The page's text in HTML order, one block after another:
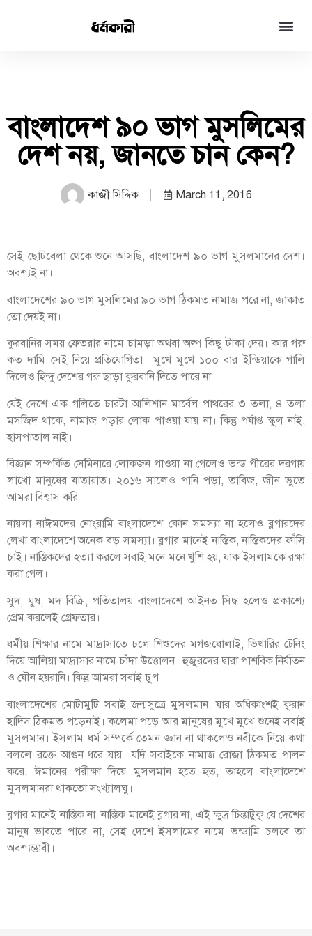
বাংলাদেশ ৯০ ভাগ মুসলিমের
দেশ নয়, জানতে চান কেন?
কাজী সিদ্দিক March 11, 2016
সেই ছোটবেলা থেকে শুনে আসছি, বাংলাদেশ ৯০ ভাগ মুসলমানের দেশ।
অবশ্যই না।
বাংলাদেশের ৯০ ভাগ মুসলিমের ৯০ ভাগ ঠিকমত নামাজ পরে না, জাকাত
তো দেয়ই না।
কুরবানির সময় ফেতরার নামে চামড়া অথবা অল্প কিছু টাকা দেয়। কার গরু
কত দামি সেই নিয়ে প্রতিযোগিতা। মুখে মুখে ১০০ বার ইন্ডিয়াকে গালি
দিলেও হিন্দু দেশের গরু ছাড়া কুরবানি দিতে পারে না।
যেই দেশে এক গলিতে চারটা আলিশান মার্বেল পাথরের ৩ তলা, ৪ তলা
মসজিদ থাকে, নামাজ পড়ার লোক পাওয়া যায় না। কিন্তু পর্যাপ্ত স্কুল নাই,
হাসপাতাল নাই।
বিজ্ঞান সম্পর্কিত সেমিনারে লোকজন পাওয়া না গেলেও ভন্ড পীরের দরগায়
লাখো মানুষের যাতায়াত। ২০১৬ সালেও পানি পড়া, তাবিজ, জীন ভুতে
আমরা বিশ্বাস করি।
নায়লা নাঈমদের নোংরামি বাংলাদেশে কোন সমস্যা না হলেও ব্লগারদের
লেখা বাংলাদেশে অনেক বড় সমস্যা। ব্লগার মানেই নাস্তিক, নাস্তিকদের ফাঁসি
চাই। নাস্তিকদের হত্যা করলে সবাই মনে মনে খুশি হয়, যাক ইসলামকে রক্ষা
করা গেল।
সুদ, ঘুষ, মদ বিক্রি, পতিতালয় বাংলাদেশে আইনত সিদ্ধ হলেও প্রকাশ্যে
প্রেম করলেই গ্রেফতার।
ধর্মীয় শিক্ষার নামে মাদ্রাসাতে চলে শিশুদের মগজধোলাই, ভিখারির ট্রেনিং
দিয়ে আলিয়া মাদ্রাসার নামে চাঁদা উত্তোলন। হুজুরদের দ্বারা পাশবিক নির্যাতন
ও যৌন হয়রানি। কিন্তু আমরা সবাই চুপ।
বাংলাদেশের মোটামুটি সবাই জন্মসুত্রে মুসলমান, যার অধিকাংশই কুরান
হাদিস ঠিকমত পড়েনাই। কলেমা পড়ে আর মানুষের মুখে মুখে শুনেই সবাই
মুসলমান। ইসলাম ধর্ম সম্পর্কে তেমন জ্ঞান না থাকলেও নবীকে নিয়ে কথা
বললে রক্তে আগুন ধরে যায়। যদি সবাইকে নামাজ রোজা ঠিকমত পালন
করে, ঈমানের পরীক্ষা দিয়ে মুসলমান হতে হত, তাহলে বাংলাদেশে
মুসলমানরা থাকতো সংখ্যালঘু।
ব্লগার মানেই নাস্তিক না, নাস্তিক মানেই ব্লগার না, এই ক্ষুদ্র চিন্তাটুকু যে দেশের
মানুষ ভাবতে পারে না, সেই দেশে ইসলামের নামে ভন্ডামি চলবে তা
অবশ্যম্ভাবী।